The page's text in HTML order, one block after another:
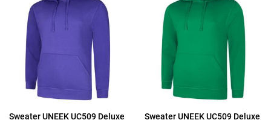
Sweater UNEEK UC509 Deluxe
Sweater UNEEK UC509 Deluxe